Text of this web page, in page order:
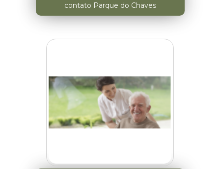
contato Parque do Chaves